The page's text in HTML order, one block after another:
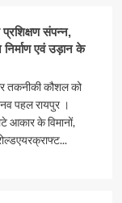
प्रशिक्षण संपन्न,
निर्माण एवं उड़ान के
तकनीकी कौशल को
पहल रायपुर ।
आकार के विमानों,